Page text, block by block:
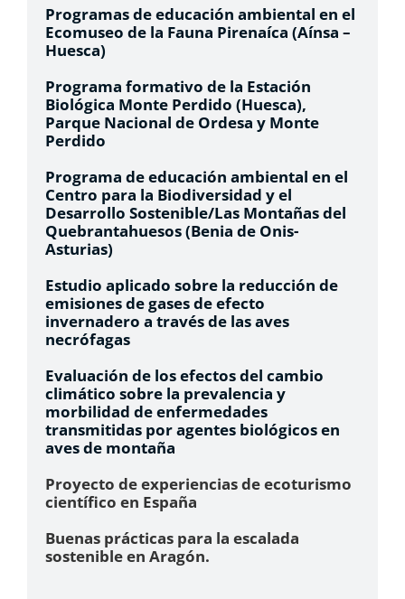
Programas de educación ambiental en el
Ecomuseo de la Fauna Pirenaíca (Aínsa –
Huesca)
Programa formativo de la Estación
Biológica Monte Perdido (Huesca),
Parque Nacional de Ordesa y Monte
Perdido
Programa de educación ambiental en el
Centro para la Biodiversidad y el
Desarrollo Sostenible/Las Montañas del
Quebrantahuesos (Benia de Onis-
Asturias)
Estudio aplicado sobre la reducción de
emisiones de gases de efecto
invernadero a través de las aves
necrófagas
Evaluación de los efectos del cambio
climático sobre la prevalencia y
morbilidad de enfermedades
transmitidas por agentes biológicos en
aves de montaña
Proyecto de experiencias de ecoturismo
científico en España
Buenas prácticas para la escalada
sostenible en Aragón.